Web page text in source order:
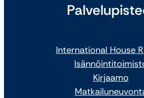
International House
Kirjaamo